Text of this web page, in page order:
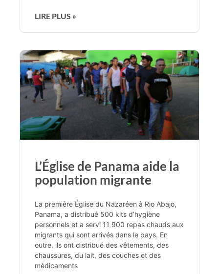
LIRE PLUS »
L’Église de Panama aide la
population migrante
La première Église du Nazaréen à Rio Abajo,
Panama, a distribué 500 kits d’hygiène
personnels et a servi 11 900 repas chauds aux
migrants qui sont arrivés dans le pays. En
outre, ils ont distribué des vêtements, des
chaussures, du lait, des couches et des
médicaments